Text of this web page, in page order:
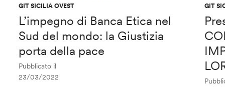
GIT SICILIA OVEST
L’impegno di Banca Etica nel
Sud del mondo: la Giustizia
porta della pace
Pubblicato il
23/03/2022
GIT